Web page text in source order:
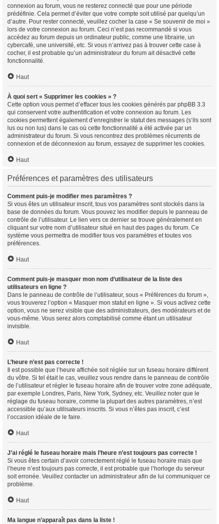
connexion au forum, vous ne resterez connecté que pour une période
prédéfinie. Cela permet d’éviter que votre compte soit utilisé par quelqu’un
d’autre. Pour rester connecté, veuillez cocher la case « Se souvenir de moi »
lors de votre connexion au forum. Ceci n’est pas recommandé si vous
accédez au forum depuis un ordinateur public, comme une librairie, un
cybercafé, une université, etc. Si vous n’arrivez pas à trouver cette case à
cocher, il est probable qu’un administrateur du forum ait désactivé cette
fonctionnalité.
Haut
À quoi sert « Supprimer les cookies » ?
Cette option vous permet d’effacer tous les cookies générés par phpBB 3.3
qui conservent votre authentification et votre connexion au forum. Les
cookies permettent également d’enregistrer le statut des messages (s’ils sont
lus ou non lus) dans le cas où cette fonctionnalité a été activée par un
administrateur du forum. Si vous rencontrez des problèmes récurrents de
connexion et de déconnexion au forum, essayez de supprimer les cookies.
Haut
Préférences et paramètres des utilisateurs
Comment puis-je modifier mes paramètres ?
Si vous êtes un utilisateur inscrit, tous vos paramètres sont stockés dans la
base de données du forum. Vous pouvez les modifier depuis le panneau de
contrôle de l’utilisateur. Le lien vers ce dernier se trouve généralement en
cliquant sur votre nom d’utilisateur situé en haut des pages du forum. Ce
système vous permettra de modifier tous vos paramètres et toutes vos
préférences.
Haut
Comment puis-je masquer mon nom d’utilisateur de la liste des
utilisateurs en ligne ?
Dans le panneau de contrôle de l’utilisateur, sous « Préférences du forum »,
vous trouverez l’option « Masquer mon statut en ligne ». Si vous activez cette
option, vous ne serez visible que des administrateurs, des modérateurs et de
vous-même. Vous serez alors comptabilisé comme étant un utilisateur
invisible.
Haut
L’heure n’est pas correcte !
Il est possible que l’heure affichée soit réglée sur un fuseau horaire différent
du vôtre. Si tel était le cas, veuillez vous rendre dans le panneau de contrôle
de l’utilisateur et régler le fuseau horaire afin de trouver votre zone adéquate,
par exemple Londres, Paris, New York, Sydney, etc. Veuillez noter que le
réglage du fuseau horaire, comme la plupart des autres paramètres, n’est
accessible qu’aux utilisateurs inscrits. Si vous n’êtes pas inscrit, c’est
l’occasion idéale de le faire.
Haut
J’ai réglé le fuseau horaire mais l’heure n’est toujours pas correcte !
Si vous êtes certain d’avoir correctement réglé le fuseau horaire mais que
l’heure n’est toujours pas correcte, il est probable que l’horloge du serveur
soit erronée. Veuillez contacter un administrateur afin de lui communiquer ce
problème.
Haut
Ma langue n’apparaît pas dans la liste !